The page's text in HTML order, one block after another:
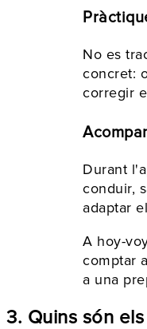
No es
concret:
corregir
Durant
conduir,
adaptar
A hoy-
comptar
a una
3. Quins són